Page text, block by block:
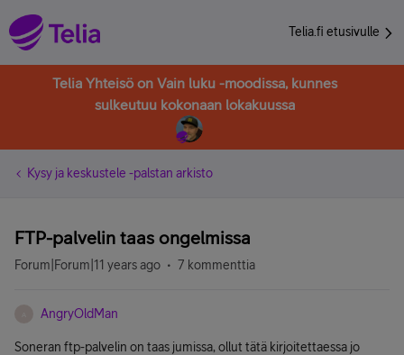
Telia.fi etusivulle
Telia Yhteisö on Vain luku -moodissa, kunnes
sulkeutuu kokonaan lokakuussa
Kysy ja keskustele -palstan arkisto
FTP-palvelin taas ongelmissa
Forum|Forum|11 years ago 7 kommenttia
AngryOldMan
Soneran ftp-palvelin on taas jumissa, ollut tätä kirjoitettaessa jo